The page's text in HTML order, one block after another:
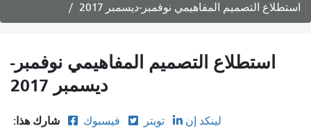
استطلاع التصميم المفاهيمي نوفمبر-ديسمبر 2017
استطلاع التصميم المفاهيمي نوفمبر-
ديسمبر 2017
شارك هذا: فيسبوك تويتر لينكد إن